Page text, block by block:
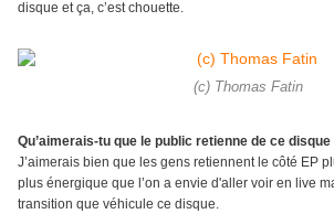
disque et ça, c’est chouette.
(c) Thomas Fatin
Qu’aimerais-tu que le public retienne de ce disque
J’aimerais bien que les gens retiennent le côté EP
plus énergique que l’on a envie d'aller voir en live
transition que véhicule ce disque.